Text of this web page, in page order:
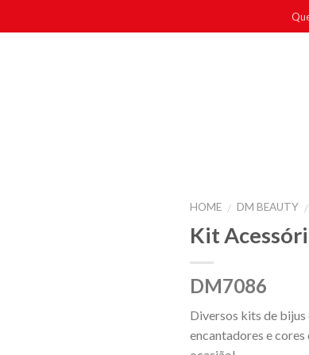
HOME / DM BEAUTY /
Kit
DM7086
Diversos kits de bijus
encantadores e